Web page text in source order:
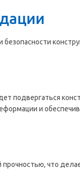
подвергаться
и
прочностью, что